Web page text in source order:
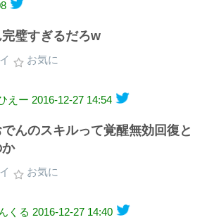
璧すぎるだろw
お気に
えー 2016-12-27 14:54
んのスキルって覚醒無効回復と
か
お気に
くる 2016-12-27 14:40